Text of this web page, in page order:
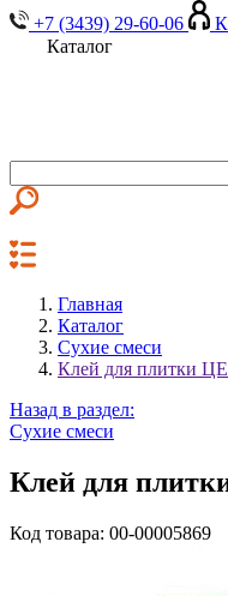
+7 (3439) 29-60-06
Каталог
Главная
Каталог
Сухие смеси
Клей для плитки
Назад в раздел:
Сухие смеси
Клей для
Код товара: 00-00005869